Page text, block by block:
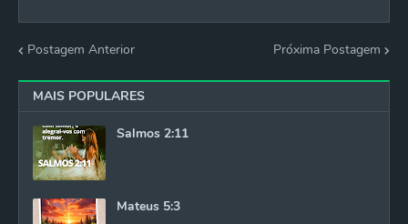
Postagem Anterior Próxima Postagem
MAIS POPULARES
Salmos 2:11
Mateus 5:3